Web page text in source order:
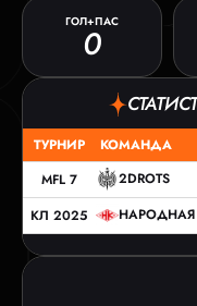
ГОЛ+ПАС
0
ТУРНИР КОМАНДА
MFL 7
2DROTS
КЛ 2025